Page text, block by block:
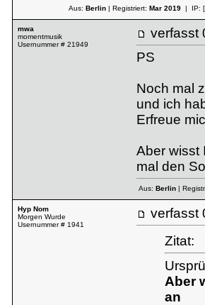
Aus: Berlin| Registriert: Mar 2019| IP:
mwa
momentmusik
Usernummer # 21949
verfasst
PS
Noch mal
und ich
Erfreue
Aber wisst
mal den
Aus: Berlin|
Hyp Nom
Morgen Wurde
Usernummer # 1941
verfasst
Zitat:
Aber
an